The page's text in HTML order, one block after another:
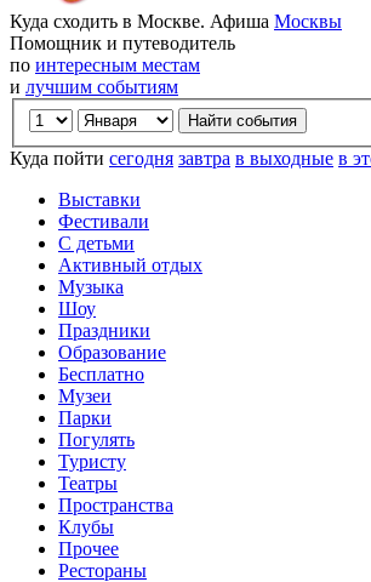
Куда сходить в Москве. Афиша Москвы
Помощник и путеводитель
по интересным местам
и лучшим событиям
Куда пойти сегодня завтра в выходные в
Выставки
Фестивали
С детьми
Активный отдых
Музыка
Шоу
Праздники
Образование
Бесплатно
Музеи
Парки
Погулять
Туристу
Театры
Пространства
Клубы
Прочее
Рестораны